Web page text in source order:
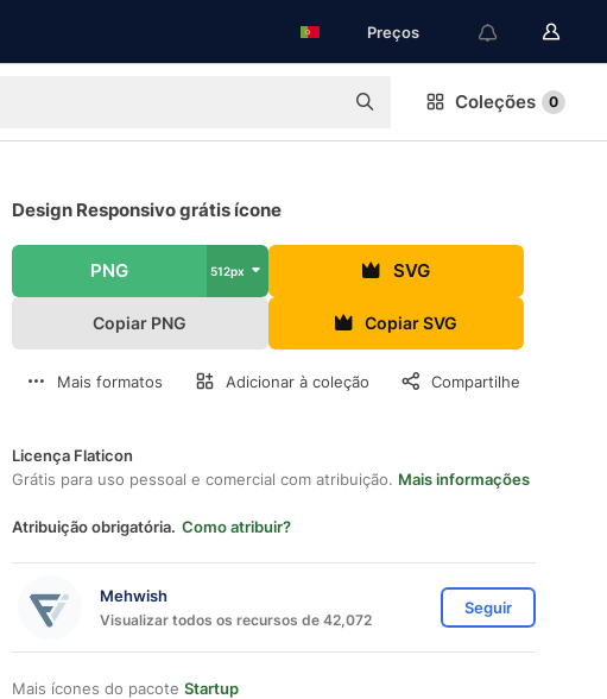
Preços
Coleções 0
Design Responsivo grátis ícone
PNG 512px SVG
Copiar PNG Copiar SVG
Mais formatos Adicionar à coleção Compartilhe
Licença Flaticon
Grátis para uso pessoal e comercial com atribuição. Mais informações
Atribuição obrigatória. Como atribuir?
Mehwish
Visualizar todos os recursos de 42,072
Seguir
Mais ícones do pacote Startup